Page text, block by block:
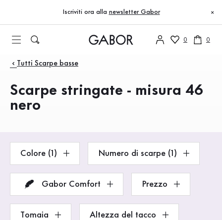
Vai al contenuto principale
Vai alla navigazione principale
Iscriviti ora alla newsletter Gabor ×
0 0
Prodotti
Tutti Scarpe basse
Scarpe stringate - misura 46
nero
Colore (1) Numero di scarpe (1)
Gabor Comfort Prezzo
Tomaia Altezza del tacco